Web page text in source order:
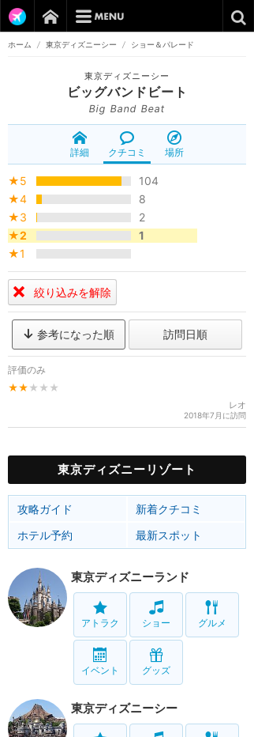
ホーム / 東京ディズニーシー / ショー＆パレード
東京ディズニーシー
ビッグバンドビート
Big Band Beat
詳細 クチコミ 場所
★5
104
★4
8
★3
2
★2
1
★1
絞り込みを解除
参考になった順 訪問日順
評価のみ
★★ ★★★
レオ
2018年7月に訪問
東京ディズニーリゾート
攻略ガイド
新着クチコミ
ホテル予約
最新スポット
東京ディズニーランド
アトラク ショー グルメ
イベント グッズ
東京ディズニーシー